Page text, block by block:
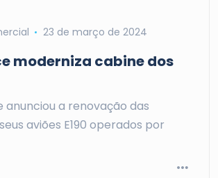
23 de março de 2024
moderniza cabine dos
anunciou a renovação das
aviões E190 operados por